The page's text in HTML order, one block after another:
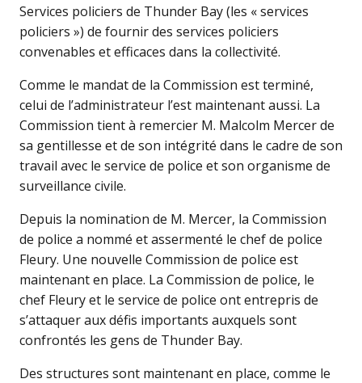
Services policiers de Thunder Bay (les « services
policiers ») de fournir des services policiers
convenables et efficaces dans la collectivité.
Comme le mandat de la Commission est terminé,
celui de l’administrateur l’est maintenant aussi. La
Commission tient à remercier M. Malcolm Mercer de
sa gentillesse et de son intégrité dans le cadre de son
travail avec le service de police et son organisme de
surveillance civile.
Depuis la nomination de M. Mercer, la Commission
de police a nommé et assermenté le chef de police
Fleury. Une nouvelle Commission de police est
maintenant en place. La Commission de police, le
chef Fleury et le service de police ont entrepris de
s’attaquer aux défis importants auxquels sont
confrontés les gens de Thunder Bay.
Des structures sont maintenant en place, comme le